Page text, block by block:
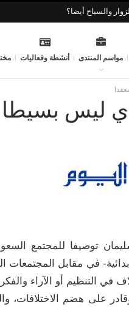
والسياح أيضا؟
مواسم المنتدى أنشطة وفعاليات
ليس
توصيفا للمجتمع
في مقابل المجتمعات
في التنظيم أو الآراء
على هضم الاختلافات،